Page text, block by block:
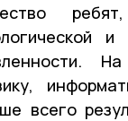
и
всего